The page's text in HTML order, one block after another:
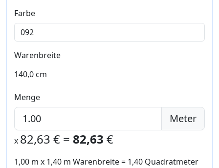
Farbe
Warenbreite
140,0 cm
Menge
Meter
x 82,63 € = 82,63 €
1,00 m x 1,40 m Warenbreite = 1,40 Quadratmeter